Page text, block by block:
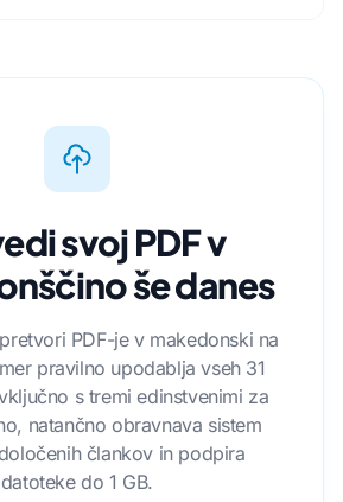
svoj PDF v
še danes
PDF-je v makedonski na
pravilno upodablja vseh 31
s tremi edinstvenimi za
natančno obravnava sistem
člankov in podpira
datoteke do 1 GB.